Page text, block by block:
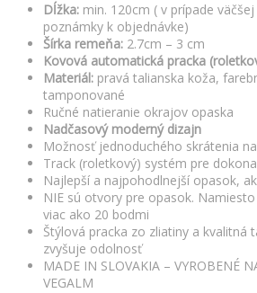
Dĺžka: min. 120cm ( v prípade
poznámky k objednávke)
Šírka remeňa: 2.7cm – 3 cm
Kovová automatická pracka
Materiál: pravá talianska koža,
tamponované
Ručné natieranie okrajov opaska
Nadčasový moderný dizajn
Možnosť jednoduchého skrátenia
Track (roletkový) systém pre
Najlepší a najpohodlnejší opasok,
NIE sú otvory pre opasok.
viac ako 20 bodmi
Štýlová pracka zo zliatiny a kvalitná
zvyšuje odolnosť
MADE IN SLOVAKIA – VYROBENÉ
VEGALM